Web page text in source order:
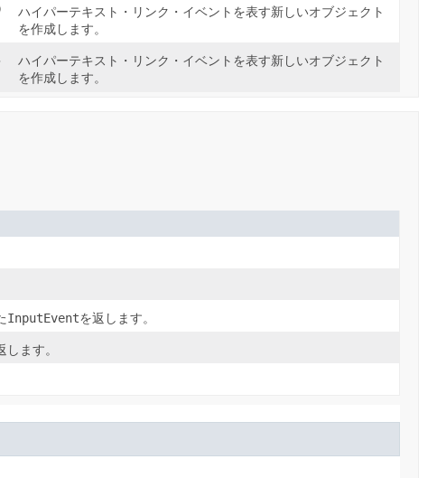
ハイパーテキスト・リンク・イベントを表す新しいオブジェクト
を作成します。
ハイパーテキスト・リンク・イベントを表す新しいオブジェクト
を作成します。
InputEventを返します。
します。